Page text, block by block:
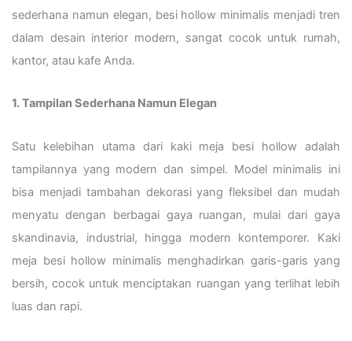
sederhana namun elegan, besi hollow minimalis menjadi tren
dalam desain interior modern, sangat cocok untuk rumah,
kantor, atau kafe Anda.
1. Tampilan Sederhana Namun Elegan
Satu kelebihan utama dari kaki meja besi hollow adalah
tampilannya yang modern dan simpel. Model minimalis ini
bisa menjadi tambahan dekorasi yang fleksibel dan mudah
menyatu dengan berbagai gaya ruangan, mulai dari gaya
skandinavia, industrial, hingga modern kontemporer. Kaki
meja besi hollow minimalis menghadirkan garis-garis yang
bersih, cocok untuk menciptakan ruangan yang terlihat lebih
luas dan rapi.